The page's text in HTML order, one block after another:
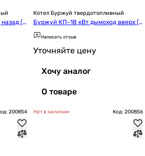
(4
Котел Буржуй твердотопливный
Буржуй КП-18 кВт дымоход вверх (4
мм)
Написать отзыв
Уточняйте цену
Хочу аналог
О товаре
200854 Нет в наличии Код: 200856